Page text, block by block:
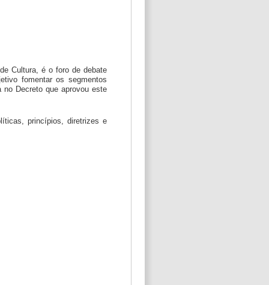
Cultura, é o foro de debate
fomentar os segmentos
Decreto que aprovou este
princípios, diretrizes e